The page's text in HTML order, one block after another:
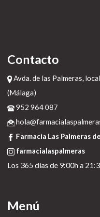
Contacto
Avda. de las Palmeras,
(Málaga)
952 964 087
Farmacia Las Palmeras
farmacialaspalmeras
Los 365 días de 9:00h a
Menú